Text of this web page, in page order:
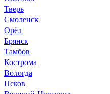
Тверь
Смоленск
Орёл
Брянск
Тамбов
Кострома
Вологда
Псков